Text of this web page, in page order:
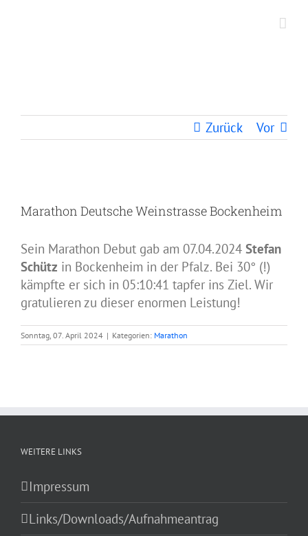
Zurück Vor
grösseres
Marathon Deutsche Weinstrasse Bockenheim
Sein Marathon Debut gab am 07.04.2024 Stefan
Schütz in Bockenheim in der Pfalz. Bei 30° (!)
kämpfte er sich in 05:10:41 tapfer ins Ziel. Wir
gratulieren zu dieser enormen Leistung!
Sonntag, 07. April 2024 | Kategorien: Marathon
WEITERE LINKS
Impressum
Links/Downloads/Aufnahmeantrag